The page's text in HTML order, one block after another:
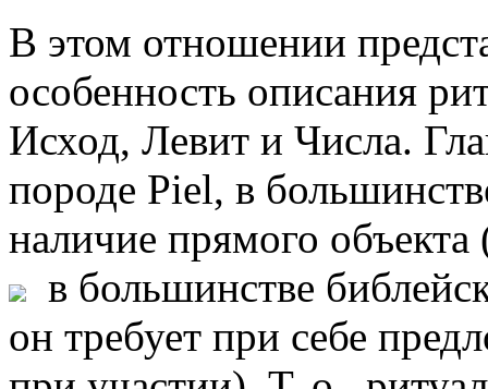
В этом отношении
особенность описания
Исход, Левит и Числа.
породе Piel, в
наличие прямого
в большинстве
он требует при себе